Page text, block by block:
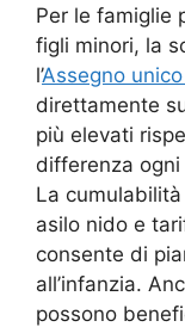
Per le famiglie
figli minori, la
l’Assegno
direttamente
più elevati
differenza
La
asilo nido e
consente di
all’infanzia.
possono